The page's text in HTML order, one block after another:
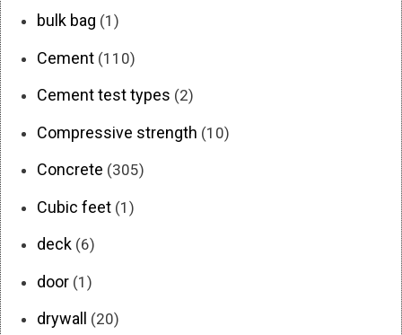
bulk bag (1)
Cement (110)
Cement test types (2)
Compressive strength (10)
Concrete (305)
Cubic feet (1)
deck (6)
door (1)
drywall (20)